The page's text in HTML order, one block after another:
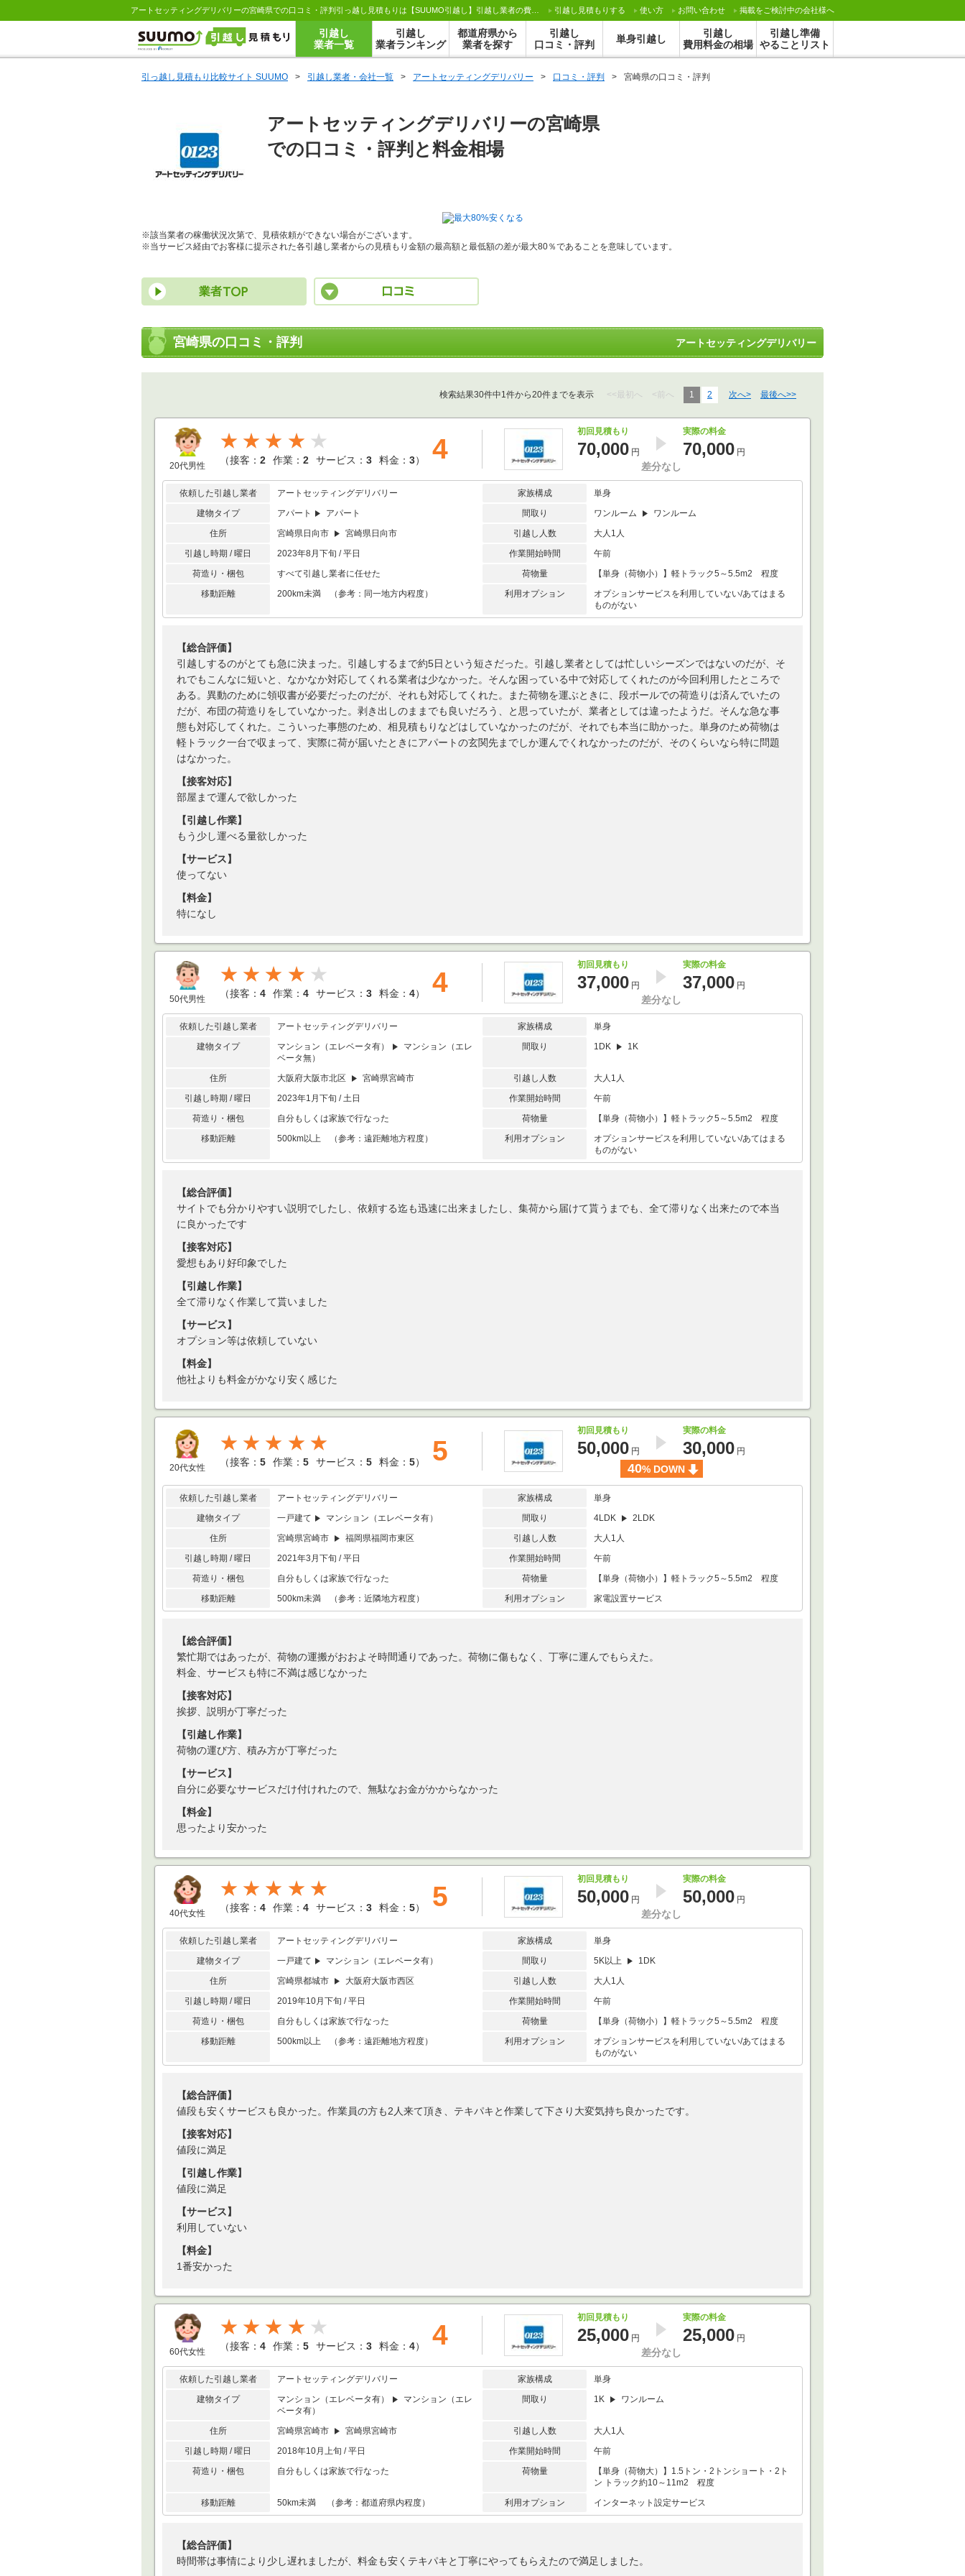
引越し見積もりする 使い方 お問い合わせ 掲載をご検討中の会社様へ
引越し
業者一覧
引越し
業者ランキング
都道府県から
業者を探す
引越し
口コミ・評判
単身引越し
引越し
費用料金の相場
引越し準備
やることリスト
引っ越し見積もり比較サイト SUUMO > 引越し業者・会社一覧 > アートセッティングデリバリー > 口コミ・評判 > 宮崎県の口コミ・評判
アートセッティングデリバリーの宮崎県
での口コミ・評判と料金相場
※該当業者の稼働状況次第で、見積依頼ができない場合がございます。
※当サービス経由でお客様に提示された各引越し業者からの見積もり金額の最高額と最低額の差が最大80％であることを意味しています。
宮崎県の口コミ・評判 アートセッティングデリバリー
検索結果30件中1件から20件までを表示 <<最初へ <前へ 1 2 次へ> 最後へ>>
20代男性
★★★★
（接客： 2 作業： 2 サービス： 3 料金： 3） 4
初回見積もり
70,000 円
実際の料金
70,000 円
差分なし
依頼した引越し業者 アートセッティングデリバリー 家族構成
単身
建物タイプ
アパート アパート 間取り ワンルーム
ワンルーム
住所
宮崎県日向市 宮崎県日向市 引越し人数
大人1人
引越し時期 / 曜日
2023年8月下旬 / 平日 作業開始時間
午前
荷造り・梱包
すべて引越し業者に任せた 荷物量
【単身（荷物小）】軽トラック5～5.5m2 程度
移動距離
200km未満 （参考：同一地方内程度） 利用オプション
オプションサービスを利用していない/あてはまる
ものがない
【総合評価】
引越しするのがとても急に決まった。引越しするまで約5日という短さだった。引越し業者としては忙しいシーズンではないのだが、そ
れでもこんなに短いと、なかなか対応してくれる業者は少なかった。そんな困っている中で対応してくれたのが今回利用したところで
ある。異動のために領収書が必要だったのだが、それも対応してくれた。また荷物を運ぶときに、段ボールでの荷造りは済んでいたの
だが、布団の荷造りをしていなかった。剥き出しのままでも良いだろう、と思っていたが、業者としては違ったようだ。そんな急な事
態も対応してくれた。こういった事態のため、相見積もりなどはしていなかったのだが、それでも本当に助かった。単身のため荷物は
軽トラック一台で収まって、実際に荷が届いたときにアパートの玄関先までしか運んでくれなかったのだが、そのくらいなら特に問題
はなかった。
【接客対応】
部屋まで運んで欲しかった
【引越し作業】
もう少し運べる量欲しかった
【サービス】
使ってない
【料金】
特になし
50代男性
★★★★
（接客： 4 作業： 4 サービス： 3 料金： 4） 4
初回見積もり
37,000 円
実際の料金
37,000 円
差分なし
依頼した引越し業者 アートセッティングデリバリー 家族構成
単身
建物タイプ
マンション（エレベータ有）
マンション（エレ
ベータ無）
間取り 1DK 1K
住所 大阪府大阪市北区 宮崎県宮崎市 引越し人数
大人1人
引越し時期 / 曜日
2023年1月下旬 / 土日 作業開始時間
午前
荷造り・梱包
自分もしくは家族で行なった 荷物量
【単身（荷物小）】軽トラック5～5.5m2 程度
移動距離
500km以上 （参考：遠距離地方程度） 利用オプション
オプションサービスを利用していない/あてはまる
ものがない
【総合評価】
サイトでも分かりやすい説明でしたし、依頼する迄も迅速に出来ましたし、集荷から届けて貰うまでも、全て滞りなく出来たので本当
に良かったです
【接客対応】
愛想もあり好印象でした
【引越し作業】
全て滞りなく作業して貰いました
【サービス】
オプション等は依頼していない
【料金】
他社よりも料金がかなり安く感じた
20代女性
★★★★★
（接客： 5 作業： 5 サービス： 5 料金： 5） 5
初回見積もり
50,000 円
実際の料金
30,000 円
40% DOWN
依頼した引越し業者 アートセッティングデリバリー 家族構成
単身
建物タイプ
一戸建て マンション（エレベータ有） 間取り 4LDK
2LDK
住所
宮崎県宮崎市 福岡県福岡市東区 引越し人数
大人1人
引越し時期 / 曜日
2021年3月下旬 / 平日 作業開始時間
午前
荷造り・梱包
自分もしくは家族で行なった 荷物量
【単身（荷物小）】軽トラック5～5.5m2 程度
移動距離
500km未満 （参考：近隣地方程度） 利用オプション 家電設置サービス
【総合評価】
繁忙期ではあったが、荷物の運搬がおおよそ時間通りであった。荷物に傷もなく、丁寧に運んでもらえた。
料金、サービスも特に不満は感じなかった
【接客対応】
挨拶、説明が丁寧だった
【引越し作業】
荷物の運び方、積み方が丁寧だった
【サービス】
自分に必要なサービスだけ付けれたので、無駄なお金がかからなかった
【料金】
思ったより安かった
40代女性
★★★★★
（接客： 4 作業： 4 サービス： 3 料金： 5） 5
初回見積もり
50,000 円
実際の料金
50,000 円
差分なし
依頼した引越し業者 アートセッティングデリバリー 家族構成
単身
建物タイプ
一戸建て マンション（エレベータ有） 間取り 5K以上
1DK
住所
宮崎県都城市 大阪府大阪市西区 引越し人数
大人1人
引越し時期 / 曜日
2019年10月下旬 / 平日 作業開始時間
午前
荷造り・梱包
自分もしくは家族で行なった 荷物量
【単身（荷物小）】軽トラック5～5.5m2 程度
移動距離
500km以上 （参考：遠距離地方程度） 利用オプション
オプションサービスを利用していない/あてはまる
ものがない
【総合評価】
値段も安くサービスも良かった。作業員の方も2人来て頂き、テキパキと作業して下さり大変気持ち良かったです。
【接客対応】
値段に満足
【引越し作業】
値段に満足
【サービス】
利用していない
【料金】
1番安かった
60代女性
★★★★
（接客： 4 作業： 5 サービス： 3 料金： 4） 4
初回見積もり
25,000 円
実際の料金
25,000 円
差分なし
依頼した引越し業者 アートセッティングデリバリー 家族構成
単身
建物タイプ
マンション（エレベータ有）
マンション（エレ
ベータ有）
間取り 1K ワンルーム
住所 宮崎県宮崎市 宮崎県宮崎市 引越し人数
大人1人
引越し時期 / 曜日
2018年10月上旬 / 平日 作業開始時間
午前
荷造り・梱包
自分もしくは家族で行なった 荷物量
【単身（荷物大）】1.5トン・2トンショート・2ト
ン トラック約10～11m2 程度
移動距離
50km未満 （参考：都道府県内程度） 利用オプション インターネット設定サービス
【総合評価】
時間帯は事情により少し遅れましたが、料金も安くテキパキと丁寧にやってもらえたので満足しました。